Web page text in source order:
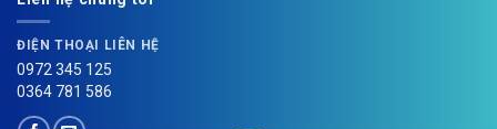
ĐIỆN THOẠI LIÊN HỆ
0972 345 125
0364 781 586